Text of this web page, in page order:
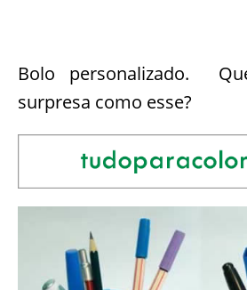
Bolo personalizado.
surpresa como esse?